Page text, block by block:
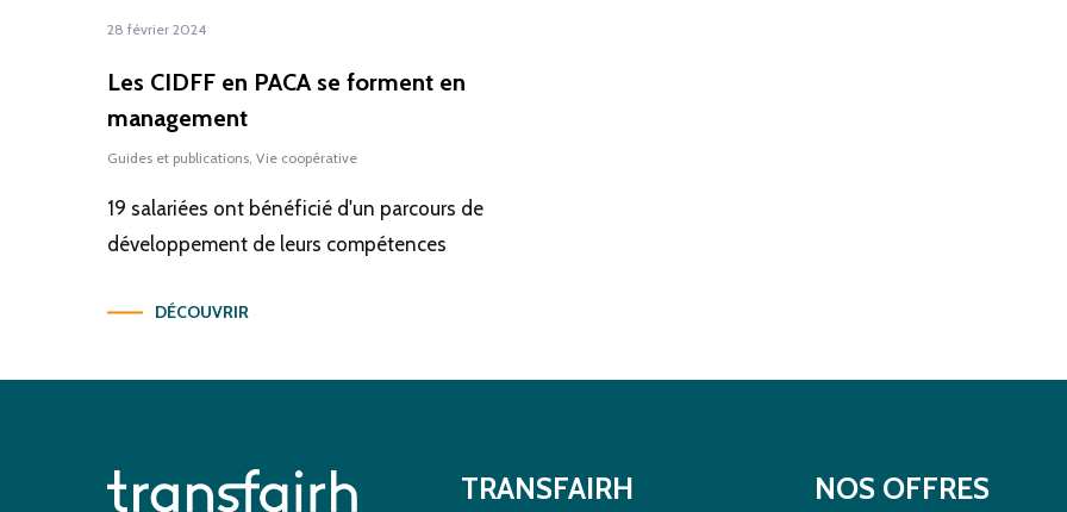
28 février 2024
Les CIDFF en PACA se forment en
management
Guides et publications, Vie coopérative
19 salariées ont bénéficié d'un parcours de
développement de leurs compétences
DÉCOUVRIR
TRANSFAIRH NOS OFFRES